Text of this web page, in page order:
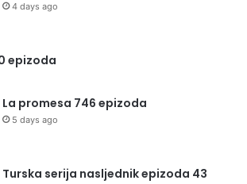
4 days ago
epizoda
La promesa 746 epizoda
5 days ago
Turska serija nasljednik epizoda 43